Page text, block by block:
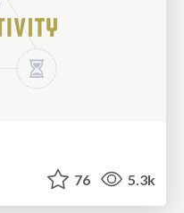
76 5.3k